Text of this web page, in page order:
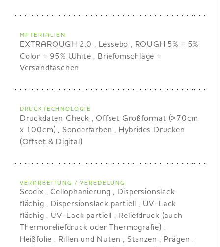
MATERIALIEN
EXTRAROUGH 2.0 , Lessebo , ROUGH 5% = 5%
Color + 95% White , Briefumschläge +
Versandtaschen
DRUCKTECHNOLOGIE
Druckdaten Check , Offset Großformat (>70cm
x 100cm) , Sonderfarben , Hybrides Drucken
(Offset & Digital)
VERARBEITUNG / VEREDELUNG
Scodix , Cellophanierung , Dispersionslack
flächig , Dispersionslack partiell , UV-Lack
flächig , UV-Lack partiell , Reliefdruck (auch
Thermoreliefdruck oder Thermografie) ,
Heißfolie , Rillen und Nuten , Stanzen , Prägen ,